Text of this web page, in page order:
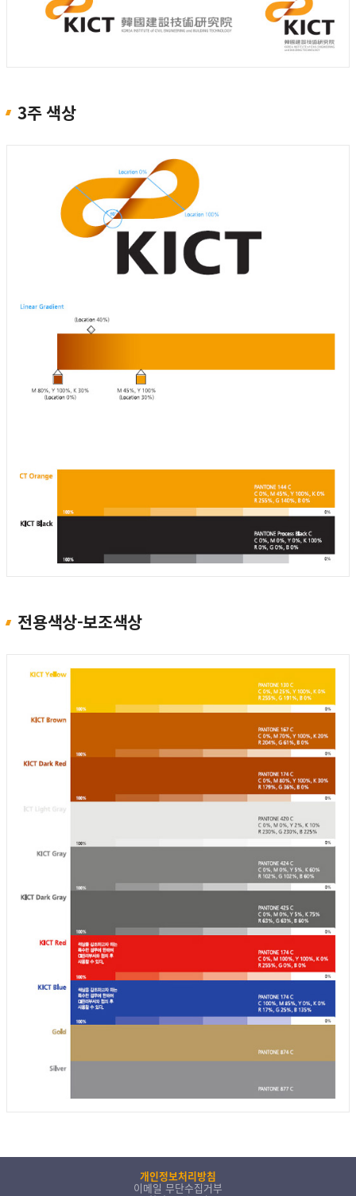
3주 색상
전용색상-보조색상
개인정보처리방침
이메일 무단수집거부